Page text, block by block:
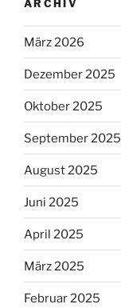
ARCHIV
März 2026
Dezember 2025
Oktober 2025
September 2025
August 2025
Juni 2025
April 2025
März 2025
Februar 2025